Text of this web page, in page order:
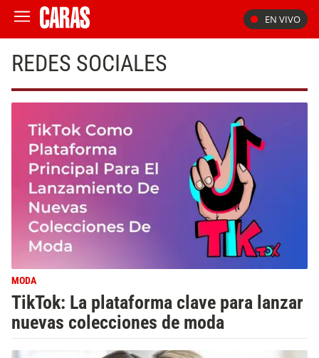
EN VIVO
REDES SOCIALES
MODA
TikTok: La plataforma clave para lanzar
nuevas colecciones de moda